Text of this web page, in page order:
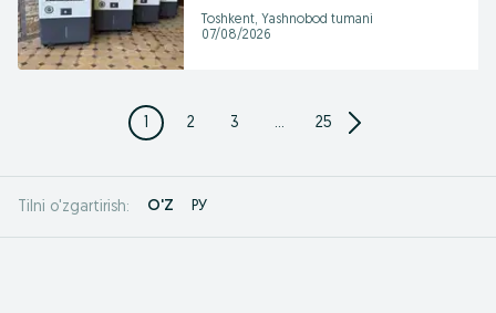
Toshkent, Yashnobod tumani
07/08/2026
1 2 3 ... 25
Tilni o'zgartirish: O'Z РУ